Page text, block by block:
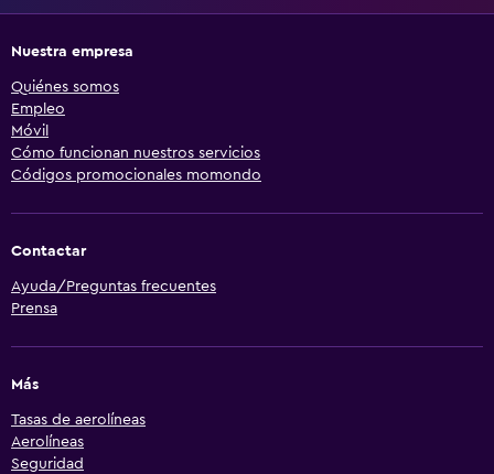
Nuestra empresa
Quiénes somos
Empleo
Móvil
Cómo funcionan nuestros servicios
Códigos promocionales momondo
Contactar
Ayuda/Preguntas frecuentes
Prensa
Más
Tasas de aerolíneas
Aerolíneas
Seguridad